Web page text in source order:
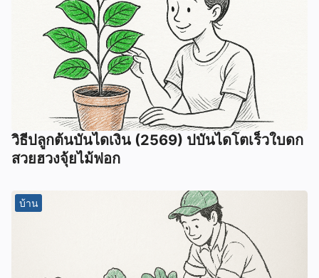
วิธีปลูกต้นบันไดเงิน (2569) ปบันไดโตเร็วใบดก
สวยฮวงจุ้ยไม้ฟอก
บ้าน